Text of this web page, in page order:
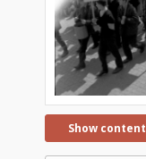
Show content